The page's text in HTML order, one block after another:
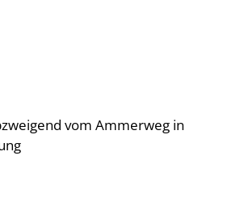
vom Ammerweg in